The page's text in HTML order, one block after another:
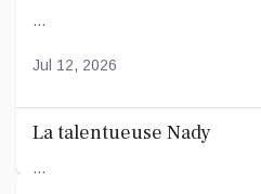
...
Jul 12, 2026
La talentueuse Nady
...